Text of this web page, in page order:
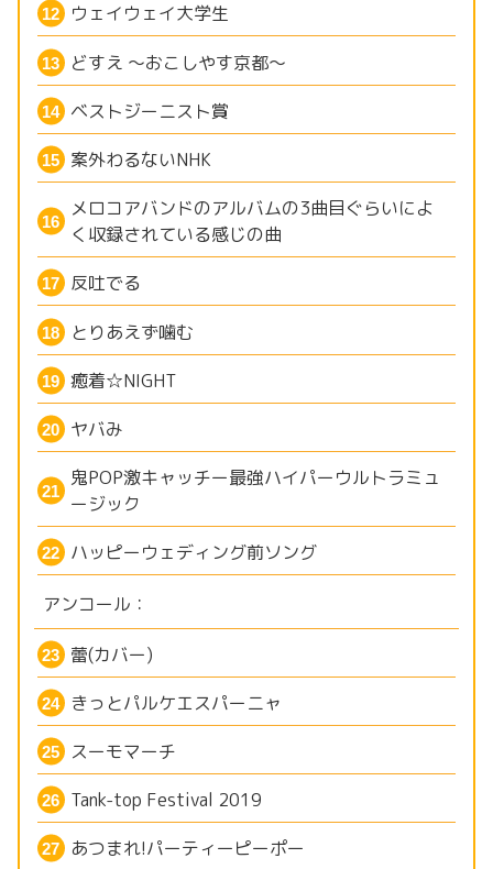
ウェイウェイ大学生
どすえ ～おこしやす京都～
ベストジーニスト賞
案外わるないNHK
メロコアバンドのアルバムの3曲目ぐらいによ
く収録されている感じの曲
反吐でる
とりあえず噛む
癒着☆NIGHT
ヤバみ
鬼POP激キャッチー最強ハイパーウルトラミュ
ージック
ハッピーウェディング前ソング
アンコール：
蕾(カバー)
きっとパルケエスパーニャ
スーモマーチ
Tank-top Festival 2019
あつまれ!パーティーピーポー